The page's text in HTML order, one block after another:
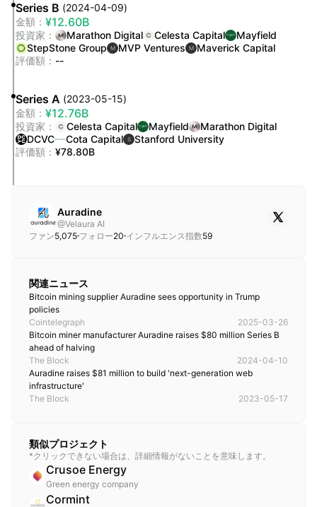
Auradine
@Velaura AI
ファン5,075 フォロー20 インフルエンス指数59
関連ニュース
Bitcoin mining supplier Auradine sees opportunity in Trump
policies
Cointelegraph
2025-03-26
Bitcoin miner manufacturer Auradine raises $80 million Series B
The Block
2024-04-10
Auradine raises $81 million to build 'next-generation web
infrastructure'
The Block
2023-05-17
類似プロジェクト
*クリックできない場合は、詳細情報がないことを意味します。
Crusoe Energy
Green energy company
Cormint
Series B (2024-04-09)
金額 ： ¥12.60B
投資家 ： Marathon Digital Celesta Capital
Mayfield
StepStone Group M MVP Ventures M Maverick Capital
評価額 ： --
Series A (2023-05-15)
金額 ： ¥12.76B
投資家 ： Celesta Capital Mayfield
Marathon Digital
DCVC
Cota Capital S Stanford University
評価額 ： ¥78.80B